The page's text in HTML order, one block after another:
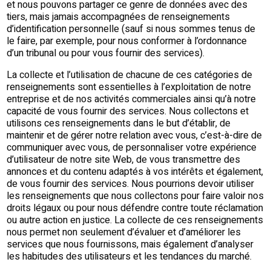
et nous pouvons partager ce genre de données avec des
tiers, mais jamais accompagnées de renseignements
d’identification personnelle (sauf si nous sommes tenus de
le faire, par exemple, pour nous conformer à l’ordonnance
d’un tribunal ou pour vous fournir des services).
La collecte et l’utilisation de chacune de ces catégories de
renseignements sont essentielles à l’exploitation de notre
entreprise et de nos activités commerciales ainsi qu’à notre
capacité de vous fournir des services. Nous collectons et
utilisons ces renseignements dans le but d’établir, de
maintenir et de gérer notre relation avec vous, c’est-à-dire de
communiquer avec vous, de personnaliser votre expérience
d’utilisateur de notre site Web, de vous transmettre des
annonces et du contenu adaptés à vos intérêts et également,
de vous fournir des services. Nous pourrions devoir utiliser
les renseignements que nous collectons pour faire valoir nos
droits légaux ou pour nous défendre contre toute réclamation
ou autre action en justice. La collecte de ces renseignements
nous permet non seulement d’évaluer et d’améliorer les
services que nous fournissons, mais également d’analyser
les habitudes des utilisateurs et les tendances du marché.